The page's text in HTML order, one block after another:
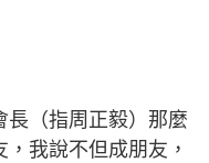
長（指周正毅）那麼
我說不但成朋友，